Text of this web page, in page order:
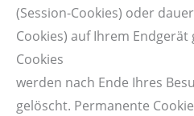
(Session-Cookies) oder
Cookies) auf Ihrem
Cookies
werden nach Ende Ihres
gelöscht. Permanente